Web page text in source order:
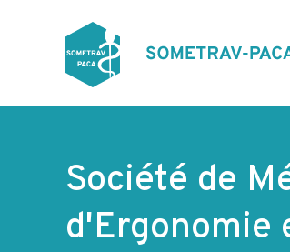
Société de
d'Ergonomie